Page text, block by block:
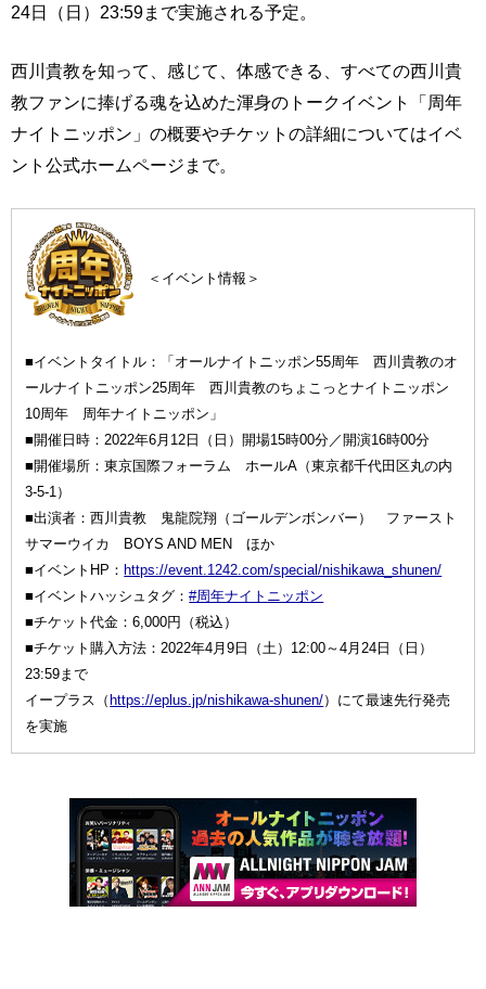
24日（日）23:59まで実施される予定。
西川貴教を知って、感じて、体感できる、すべての西川貴
教ファンに捧げる魂を込めた渾身のトークイベント「周年
ナイトニッポン」の概要やチケットの詳細についてはイベ
ント公式ホームページまで。
＜イベント情報＞
■イベントタイトル：「オールナイトニッポン55周年 西川貴教のオ
ールナイトニッポン25周年 西川貴教のちょこっとナイトニッポン
10周年 周年ナイトニッポン」
■開催日時：2022年6月12日（日）開場15時00分／開演16時00分
■開催場所：東京国際フォーラム ホールA（東京都千代田区丸の内
3-5-1）
■出演者：西川貴教 鬼龍院翔（ゴールデンボンバー） ファースト
サマーウイカ BOYS AND MEN ほか
■イベントHP：https://event.1242.com/special/nishikawa_shunen/
■イベントハッシュタグ：#周年ナイトニッポン
■チケット代金：6,000円（税込）
■チケット購入方法：2022年4月9日（土）12:00～4月24日（日）
23:59まで
イープラス（https://eplus.jp/nishikawa-shunen/）にて最速先行発売
を実施